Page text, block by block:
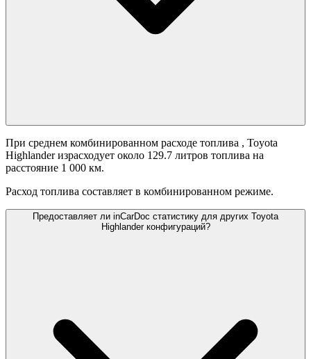
При среднем комбинированном расходе топлива , Toyota
Highlander израсходует около 129.7 литров топлива на
расстояние 1 000 км.
Расход топлива составляет в комбинированном режиме.
Предоставляет ли inCarDoc статистику для других Toyota
Highlander конфигураций?